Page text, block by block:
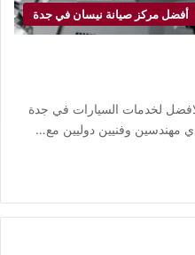
أفضل مركز صيانة نيسان في جدة
لخدمات السيارات في جدة
مهندسين وفنيين دوليين مع…